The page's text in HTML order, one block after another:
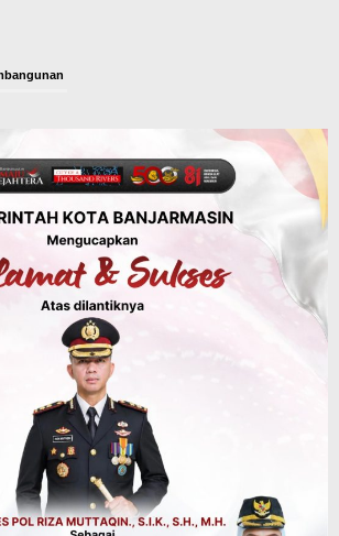
Tingkatkan Fasilitas
Jalan Alternatif
Adam Sempat Alami
Api Berhasil
Kadishut Kalsel
Aksi di Lapangan